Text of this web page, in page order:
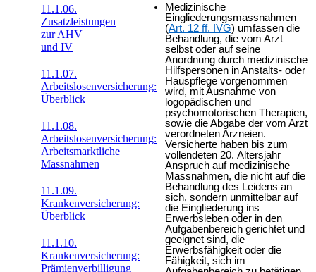
11.1.06.
Zusatzleistungen
zur AHV
und IV
11.1.07.
Arbeitslosenversicherung:
Überblick
11.1.08.
Arbeitslosenversicherung:
Arbeitsmarktliche
Massnahmen
11.1.09.
Krankenversicherung:
Überblick
11.1.10.
Krankenversicherung:
Prämienverbilligung
Medizinische
Eingliederungsmassnahmen
(Art. 12 ff. IVG) umfassen die
Behandlung, die vom Arzt
selbst oder auf seine
Anordnung durch medizinische
Hilfspersonen in Anstalts- oder
Hauspflege vorgenommen
wird, mit Ausnahme von
logopädischen und
psychomotorischen Therapien,
sowie die Abgabe der vom Arzt
verordneten Arzneien.
Versicherte haben bis zum
vollendeten 20. Altersjahr
Anspruch auf medizinische
Massnahmen, die nicht auf die
Behandlung des Leidens an
sich, sondern unmittelbar auf
die Eingliederung ins
Erwerbsleben oder in den
Aufgabenbereich gerichtet und
geeignet sind, die
Erwerbsfähigkeit oder die
Fähigkeit, sich im